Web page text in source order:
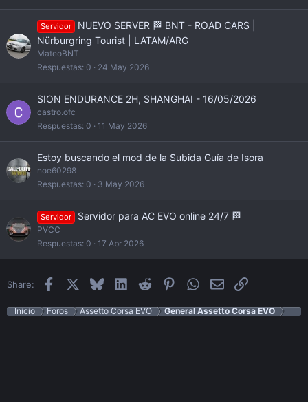
Servidor
NUEVO SERVER 🏁 BNT - ROAD CARS |
Nürburgring Tourist | LATAM/ARG
MateoBNT
Respuestas 0 24 May 2026
SION ENDURANCE 2H, SHANGHAI - 16/05/2026
castro.ofc
Respuestas 0 11 May 2026
Estoy buscando el mod de la Subida Guía de Isora
noe60298
Respuestas 0 3 May 2026
Servidor Servidor para AC EVO online 24/7 🏁
PVCC
Respuestas 0 17 Abr 2026
Share: Facebook BlueskyLinkedInReddit PinterestWhatsApp
EmailEnlace
Inicio Foros Assetto Corsa EVO General Assetto Corsa EVO